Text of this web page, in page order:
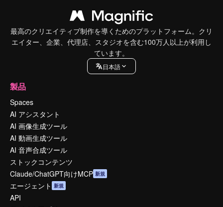
最高のクリエイティブ制作を導くためのプラットフォーム。クリ
エイター、企業、代理店、スタジオを含む100万人以上が利用し
ています。
日本語
製品
Spaces
AI アシスタント
AI 画像生成ツール
AI 動画生成ツール
AI 音声合成ツール
ストックコンテンツ
Claude/ChatGPT向けMCP 新規
エージェント 新規
API